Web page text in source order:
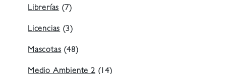
Librerías(7)
Licencias(3)
Mascotas(48)
Medio Ambiente 2(14)